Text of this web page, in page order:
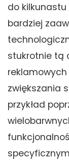
do
bardziej
stukrotnie tą
zwiększania
przykład